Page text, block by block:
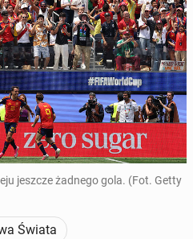
jeszcze żadnego gola. (Fot. Getty
Świata